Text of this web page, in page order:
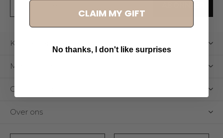
ABONNEER
Klantenservice
Mijn account
Categorieën
Over ons
CLAIM MY GIFT
No thanks, I don't like surprises